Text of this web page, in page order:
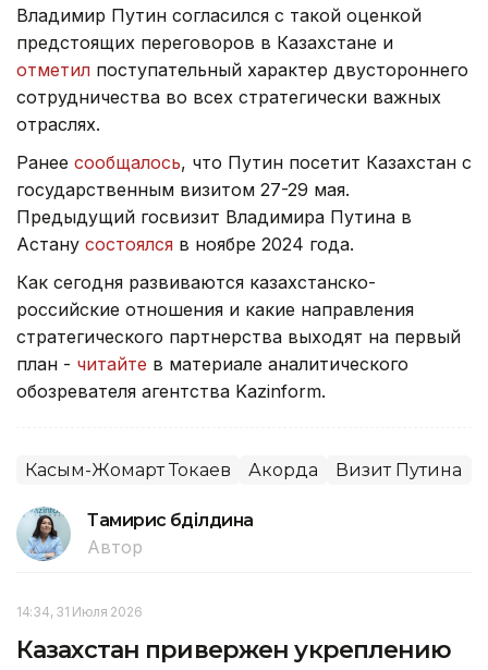
Владимир Путин согласился с такой оценкой
предстоящих переговоров в Казахстане и
отметил поступательный характер двустороннего
сотрудничества во всех стратегически важных
отраслях.
Ранее сообщалось, что Путин посетит Казахстан с
государственным визитом 27-29 мая.
Предыдущий госвизит Владимира Путина в
Астану состоялся в ноябре 2024 года.
Как сегодня развиваются казахстанско-
российские отношения и какие направления
стратегического партнерства выходят на первый
план - читайте в материале аналитического
обозревателя агентства Kazinform.
Касым-Жомарт Токаев Акорда Визит Путина
Тамирис Әбділдина
Автор
14:34, 31 Июля 2026
Казахстан привержен укреплению